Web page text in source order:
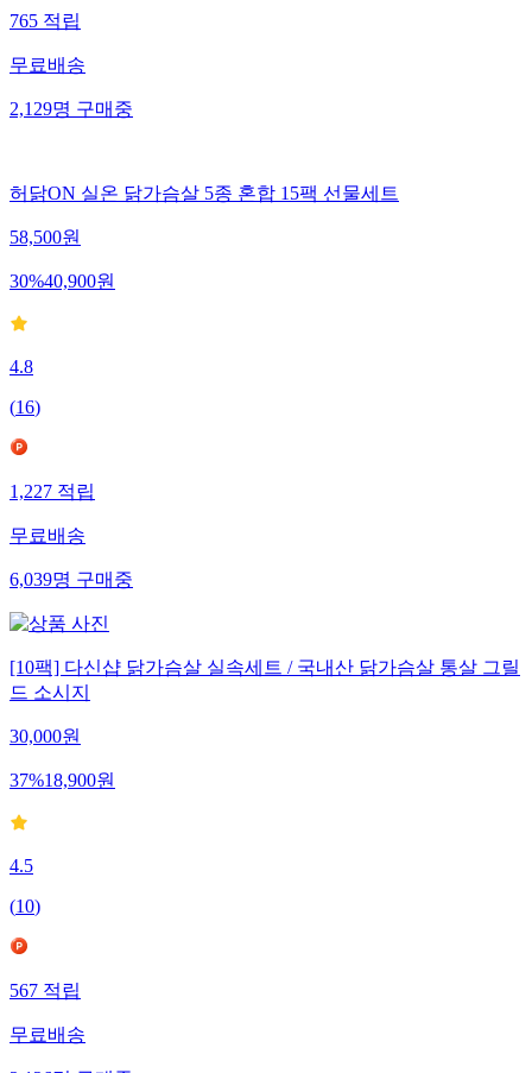
765적립
무료배송
2,129명구매중
허닭ON 실온 닭가슴살 5종 혼합 15팩 선물세트
58,500원
30%40,900원
4.8
(16)
1,227적립
무료배송
6,039명구매중
[10팩] 다신샵 닭가슴살 실속세트 / 국내산 닭가슴살 통살 그릴
드 소시지
30,000원
37%18,900원
4.5
(10)
567적립
무료배송